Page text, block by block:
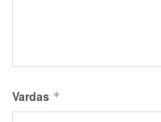
Vardas *